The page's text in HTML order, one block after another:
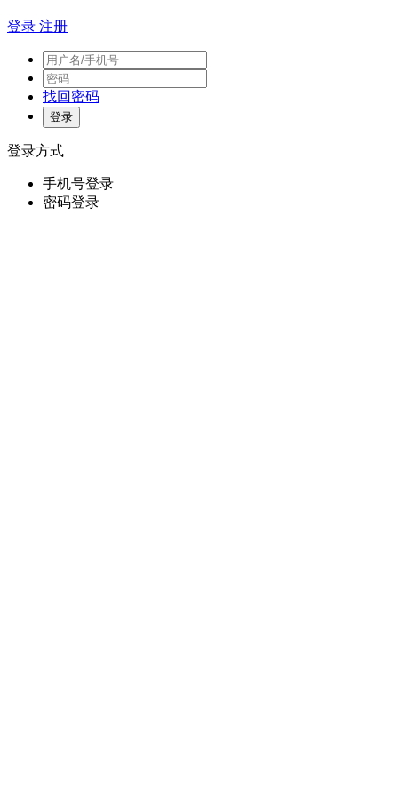
登录 注册
找回密码
登录方式
手机号登录
密码登录